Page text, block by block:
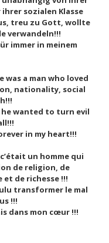
sozialen Klasse
treu zu Gott, wollte
verwandeln!!!
immer in meinem
was a man who loved
nationality, social
wanted to turn evil
in my heart!!!
un homme qui
de religion, de
de richesse !!!
transformer le mal
!!!
dans mon cœur !!!